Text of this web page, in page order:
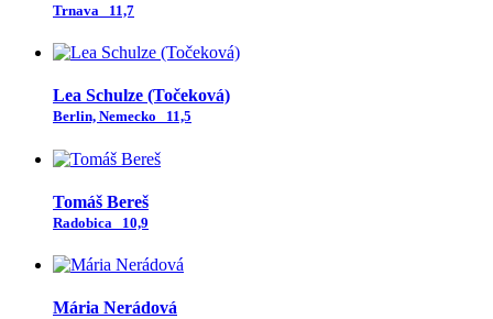
Trnava 11,7
Lea Schulze (Točeková)
Berlin, Nemecko 11,5
Tomáš Bereš
Radobica 10,9
Mária Nerádová